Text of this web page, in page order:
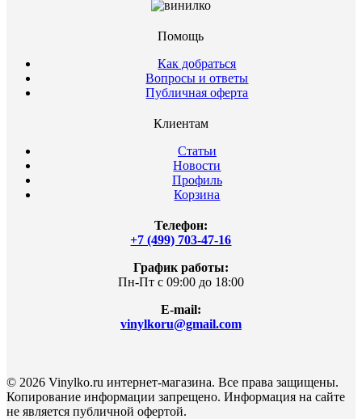
Помощь
Как добраться
Вопросы и ответы
Публичная оферта
Клиентам
Статьи
Новости
Профиль
Корзина
Телефон:
+7 (499) 703-47-16
График работы:
Пн-Пт с 09:00 до 18:00
E-mail:
vinylkoru@gmail.com
© 2026 Vinylko.ru интернет-магазина. Все права защищены.
Копирование информации запрещено. Информация на сайте
не является публичной офертой.